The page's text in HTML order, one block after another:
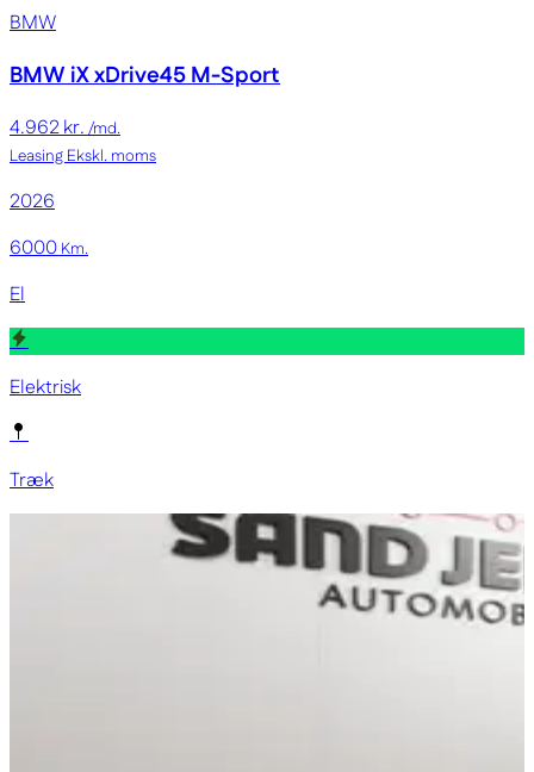
BMW
BMW iXxDrive45 M-Sport
4.962 kr./md.
Leasing Ekskl. moms
2026
6000 Km.
El
Elektrisk
Træk